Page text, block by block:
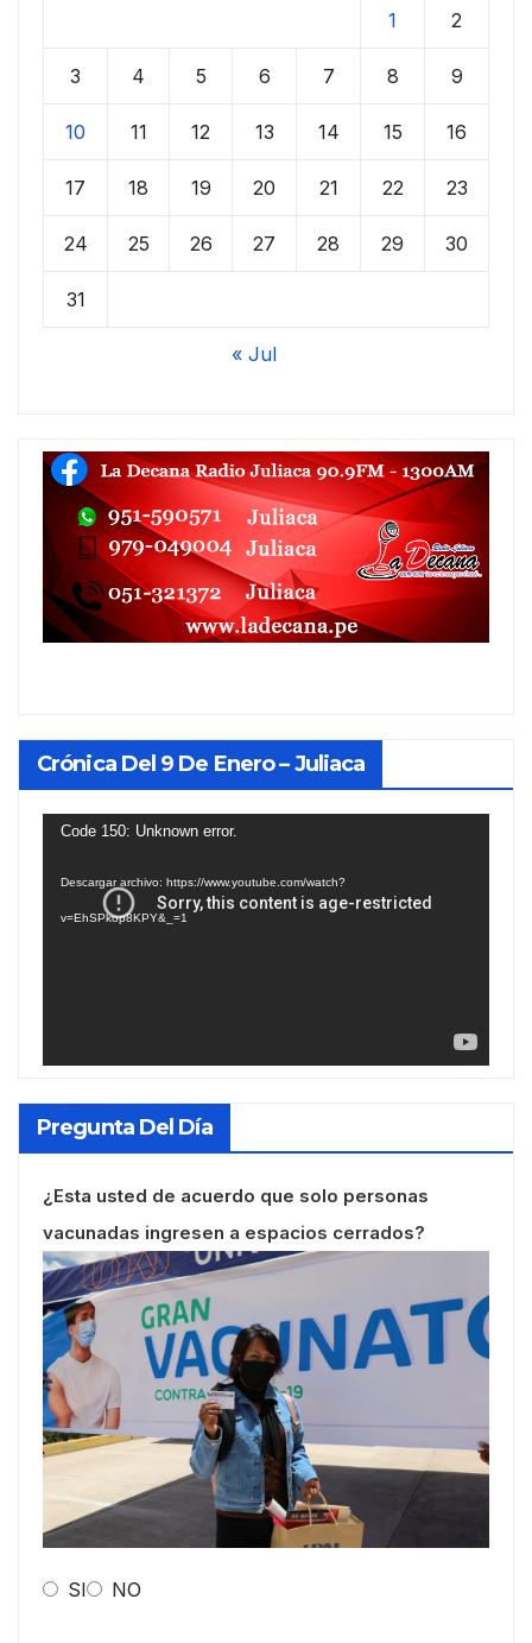
1 2
3 4 5 6 7 8 9
10 11 12 13 14 15 16
17 18 19 20 21 22 23
24 25 26 27 28 29 30
31
« Jul
Crónica Del 9 De Enero – Juliaca
Reproductor
Code 150: Unknown error.
Descargar archivo: https://www.youtube.com/watch?
v=EhSPkop8KPY&_=1
Pregunta Del Día
¿Esta usted de acuerdo que solo personas
vacunadas ingresen a espacios cerrados?
SI NO